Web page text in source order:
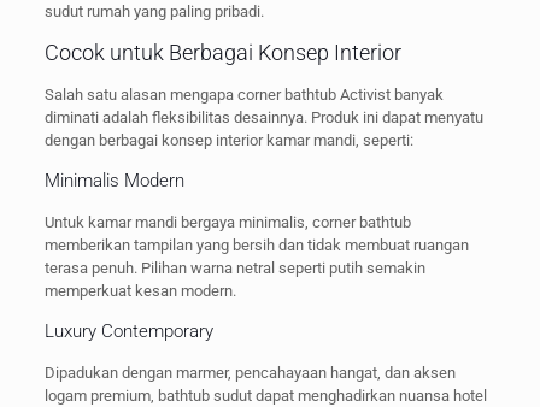
sudut rumah yang paling pribadi.
Cocok untuk Berbagai Konsep Interior
Salah satu alasan mengapa corner bathtub Activist banyak
diminati adalah fleksibilitas desainnya. Produk ini dapat menyatu
dengan berbagai konsep interior kamar mandi, seperti:
Minimalis Modern
Untuk kamar mandi bergaya minimalis, corner bathtub
memberikan tampilan yang bersih dan tidak membuat ruangan
terasa penuh. Pilihan warna netral seperti putih semakin
memperkuat kesan modern.
Luxury Contemporary
Dipadukan dengan marmer, pencahayaan hangat, dan aksen
logam premium, bathtub sudut dapat menghadirkan nuansa hotel